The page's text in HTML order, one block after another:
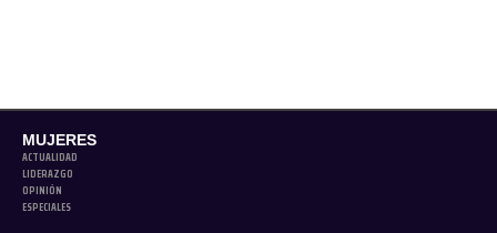
MUJERES
ACTUALIDAD
LIDERAZGO
OPINIÓN
ESPECIALES